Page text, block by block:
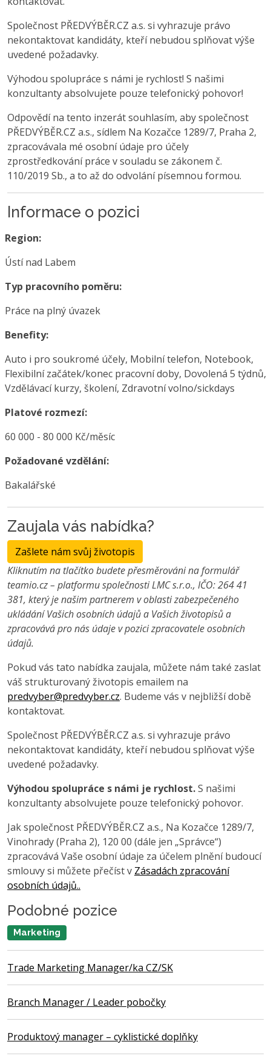
Společnost PŘEDVÝBĚR.CZ a.s. si vyhrazuje právo
nekontaktovat kandidáty, kteří nebudou splňovat výše
uvedené požadavky.
Výhodou spolupráce s námi je rychlost! S našimi
konzultanty absolvujete pouze telefonický pohovor!
Odpovědí na tento inzerát souhlasím, aby společnost
PŘEDVÝBĚR.CZ a.s., sídlem Na Kozačce 1289/7, Praha 2,
zpracovávala mé osobní údaje pro účely
zprostředkování práce v souladu se zákonem č.
110/2019 Sb., a to až do odvolání písemnou formou.
Informace o pozici
Region:
Ústí nad Labem
Typ pracovního poměru:
Práce na plný úvazek
Benefity:
Auto i pro soukromé účely, Mobilní telefon, Notebook,
Flexibilní začátek/konec pracovní doby, Dovolená 5 týdnů,
Vzdělávací kurzy, školení, Zdravotní volno/sickdays
Platové rozmezí:
60 000 - 80 000 Kč/měsíc
Požadované vzdělání:
Bakalářské
Zaujala vás nabídka?
Zašlete nám svůj životopis
Kliknutím na tlačítko budete přesměrováni na formulář
teamio.cz – platformu společnosti LMC s.r.o., IČO: 264 41
381, který je našim partnerem v oblasti zabezpečeného
ukládání Vašich osobních údajů a Vašich životopisů a
zpracovává pro nás údaje v pozici zpracovatele osobních
údajů.
Pokud vás tato nabídka zaujala, můžete nám také zaslat
váš strukturovaný životopis emailem na
predvyber@predvyber.cz. Budeme vás v nejbližší době
kontaktovat.
Společnost PŘEDVÝBĚR.CZ a.s. si vyhrazuje právo
nekontaktovat kandidáty, kteří nebudou splňovat výše
uvedené požadavky.
Výhodou spolupráce s námi je rychlost.S našimi
konzultanty absolvujete pouze telefonický pohovor.
Jak společnost PŘEDVÝBĚR.CZ a.s., Na Kozačce 1289/7,
Vinohrady (Praha 2), 120 00 (dále jen „Správce“)
zpracovává Vaše osobní údaje za účelem plnění budoucí
smlouvy si můžete přečíst v Zásadách zpracování
osobních údajů..
Podobné pozice
Marketing
Trade Marketing Manager/ka CZ/SK
Branch Manager / Leader pobočky
Produktový manager – cyklistické doplňky